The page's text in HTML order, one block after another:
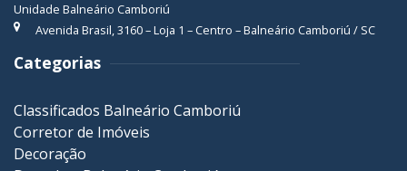
Unidade Balneário Camboriú
Avenida Brasil, 3160 – Loja 1 – Centro – Balneário Camboriú / SC
Categorias
Classificados Balneário Camboriú
Corretor de Imóveis
Decoração